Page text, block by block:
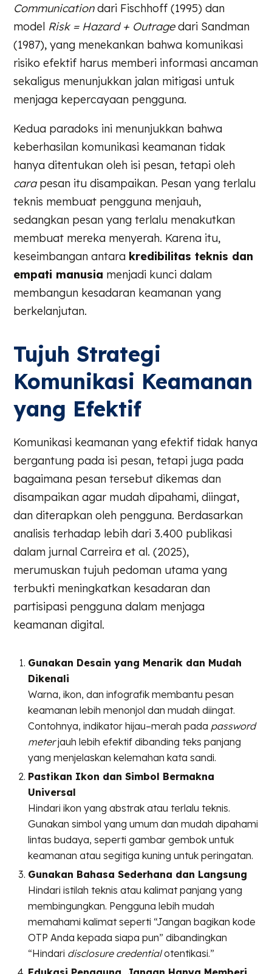
Communicationdari Fischhoff (1995) dan
model Risk = Hazard + Outragedari Sandman
(1987), yang menekankan bahwa komunikasi
risiko efektif harus memberi informasi ancaman
sekaligus menunjukkan jalan mitigasi untuk
menjaga kepercayaan pengguna.
Kedua paradoks ini menunjukkan bahwa
keberhasilan komunikasi keamanan tidak
hanya ditentukan oleh isi pesan, tetapi oleh
carapesan itu disampaikan. Pesan yang terlalu
teknis membuat pengguna menjauh,
sedangkan pesan yang terlalu menakutkan
membuat mereka menyerah. Karena itu,
keseimbangan antara kredibilitas teknis dan
empati manusia menjadi kunci dalam
membangun kesadaran keamanan yang
berkelanjutan.
Tujuh Strategi
Komunikasi Keamanan
yang Efektif
Komunikasi keamanan yang efektif tidak hanya
bergantung pada isi pesan, tetapi juga pada
bagaimana pesan tersebut dikemas dan
disampaikan agar mudah dipahami, diingat,
dan diterapkan oleh pengguna. Berdasarkan
analisis terhadap lebih dari 3.400 publikasi
dalam jurnal Carreira et al. (2025),
merumuskan tujuh pedoman utama yang
terbukti meningkatkan kesadaran dan
partisipasi pengguna dalam menjaga
keamanan digital.
Gunakan Desain yang Menarik dan Mudah
Dikenali
Warna, ikon, dan infografik membantu pesan
keamanan lebih menonjol dan mudah diingat.
Contohnya, indikator hijau–merah pada password
meterjauh lebih efektif dibanding teks panjang
yang menjelaskan kelemahan kata sandi.
Pastikan Ikon dan Simbol Bermakna
Universal
Hindari ikon yang abstrak atau terlalu teknis.
Gunakan simbol yang umum dan mudah dipahami
lintas budaya, seperti gambar gembok untuk
keamanan atau segitiga kuning untuk peringatan.
Gunakan Bahasa Sederhana dan Langsung
Hindari istilah teknis atau kalimat panjang yang
membingungkan. Pengguna lebih mudah
memahami kalimat seperti “Jangan bagikan kode
OTP Anda kepada siapa pun” dibandingkan
“Hindari disclosure credentialotentikasi.”